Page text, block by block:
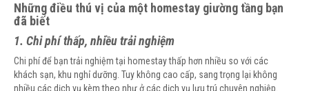
Những điều thú vị của một homestay giường tầng bạn
đã biết
1. Chi phí thấp, nhiều trải nghiệm
Chi phí để bạn trải nghiệm tại homestay thấp hơn nhiều so với các
khách sạn, khu nghỉ dưỡng. Tuy không cao cấp, sang trọng lại không
nhiều các dịch vụ kèm theo như ở các dịch vụ lưu trú chuyên nghiệp.